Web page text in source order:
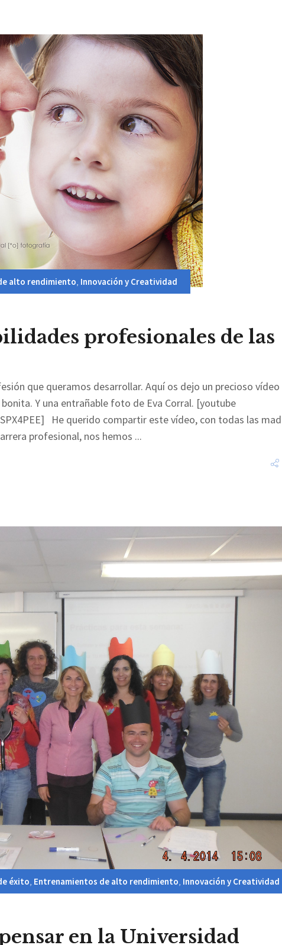
alto rendimiento, Innovación y Creatividad
profesionales de las
que queramos desarrollar. Aquí os dejo un precioso
Y una entrañable foto de Eva Corral. [youtube
He querido compartir este vídeo, con todas las
profesional, nos hemos
éxito, Entrenamientos de alto rendimiento, Innovación y Creatividad
en la Universidad